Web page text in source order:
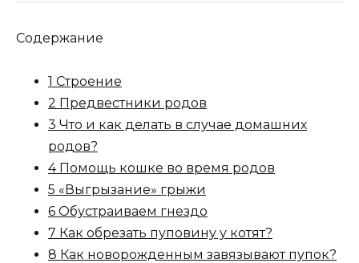
Содержание
1 Строение
2 Предвестники родов
3 Что и как делать в случае домашних
родов?
4 Помощь кошке во время родов
5 «Выгрызание» грыжи
6 Обустраиваем гнездо
7 Как обрезать пуповину у котят?
8 Как новорожденным завязывают пупок?